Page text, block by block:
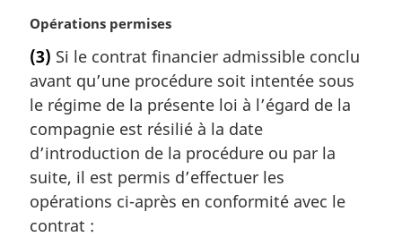
N
t
e
m
a
g
i
n
a
Opérations permises
(3) Si le contrat financier admissible conclu
avant qu’une procédure soit intentée sous
le régime de la présente loi à l’égard de la
compagnie est résilié à la date
d’introduction de la procédure ou par la
suite, il est permis d’effectuer les
opérations ci-après en conformité avec le
contrat :